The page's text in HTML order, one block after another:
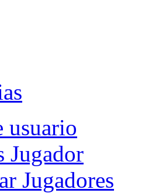
usuario
Jugador
Jugadores